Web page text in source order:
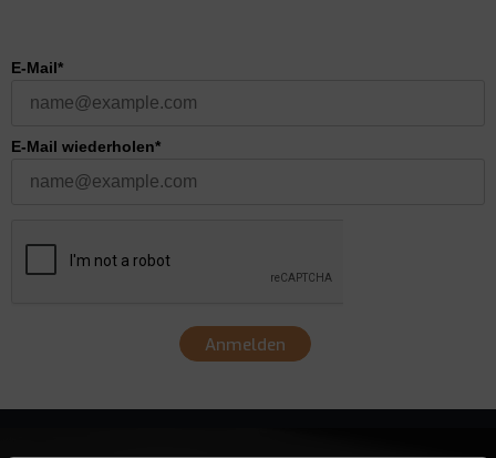
E-Mail*
E-Mail wiederholen*
Anmelden